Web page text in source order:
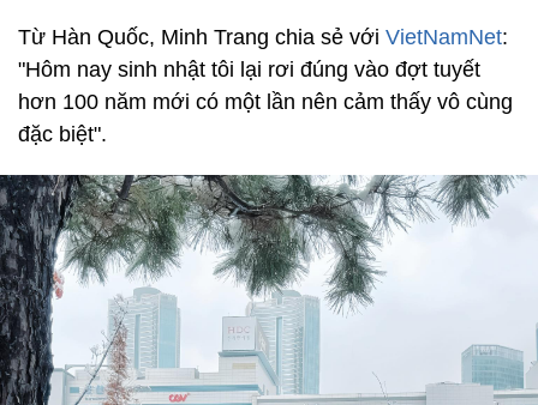
Từ Hàn Quốc, Minh Trang chia sẻ với VietNamNet:
"Hôm nay sinh nhật tôi lại rơi đúng vào đợt tuyết
hơn 100 năm mới có một lần nên cảm thấy vô cùng
đặc biệt".